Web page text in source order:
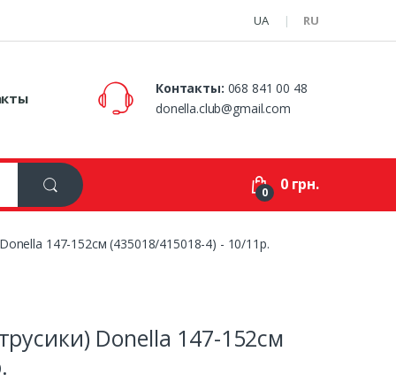
UA RU
Контакты: 068 841 00 48
donella.club@gmail.com
0 0 грн.
147-152см (435018/415018-4) - 10/11р.
Donella 147-152см